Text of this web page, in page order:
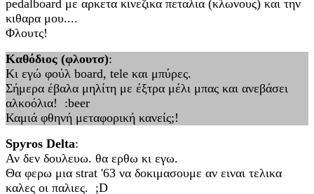
pedalboard με αρκετα κινεζικα πεταλια (κλωνους) και την
κιθαρα μου....
Φλουτς!
Καθόδιος (φλουτσ):
Κι εγώ φούλ board, tele και μπύρες.
Σήμερα έβαλα μηλίτη με έξτρα μέλι μπας και ανεβάσει
αλκοόλια! :beer
Καμιά φθηνή μεταφορική κανείς;!
Spyros Delta:
Αν δεν δουλευω. θα ερθω κι εγω.
Θα φερω μια strat '63 να δοκιμασουμε αν ειναι τελικα
καλες οι παλιες. ;D